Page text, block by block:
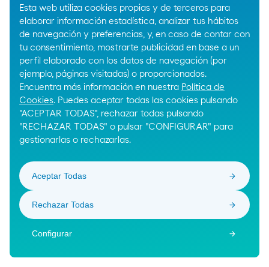
Esta web utiliza cookies propias y de terceros para
elaborar información estadística, analizar tus hábitos
de navegación y preferencias, y, en caso de contar con
tu consentimiento, mostrarte publicidad en base a un
perfil elaborado con los datos de navegación (por
ejemplo, páginas visitadas) o proporcionados.
Encuentra más información en nuestra Política de
Cookies. Puedes aceptar todas las cookies pulsando
"ACEPTAR TODAS", rechazar todas pulsando
"RECHAZAR TODAS" o pulsar "CONFIGURAR" para
gestionarlas o rechazarlas.
Configurar
Rechazar Todas
Aceptar Todas